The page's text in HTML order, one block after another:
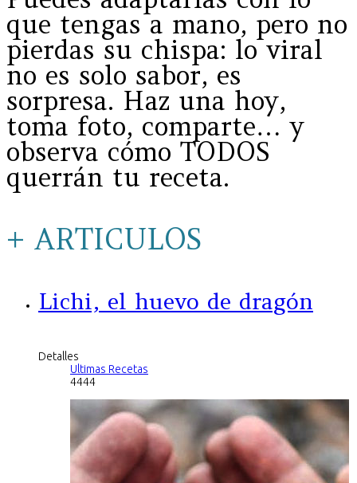
que tengas a mano, pero no
pierdas su chispa: lo viral
no es solo sabor, es
sorpresa. Haz una hoy,
toma foto, comparte… y
observa cómo TODOS
querrán tu receta.
+ ARTICULOS
Lichi, el huevo de dragón
Detalles
Ultimas Recetas
4444